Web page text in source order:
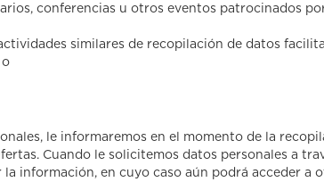
conferencias u otros eventos patrocinados
similares de recopilación de datos
le informaremos en el momento de la
Cuando le solicitemos datos personales a
información, en cuyo caso aún podrá acceder a